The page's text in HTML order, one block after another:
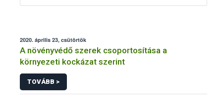
2020. április 23, csütörtök
A növényvédő szerek csoportosítása a
környezeti kockázat szerint
TOVÁBB >